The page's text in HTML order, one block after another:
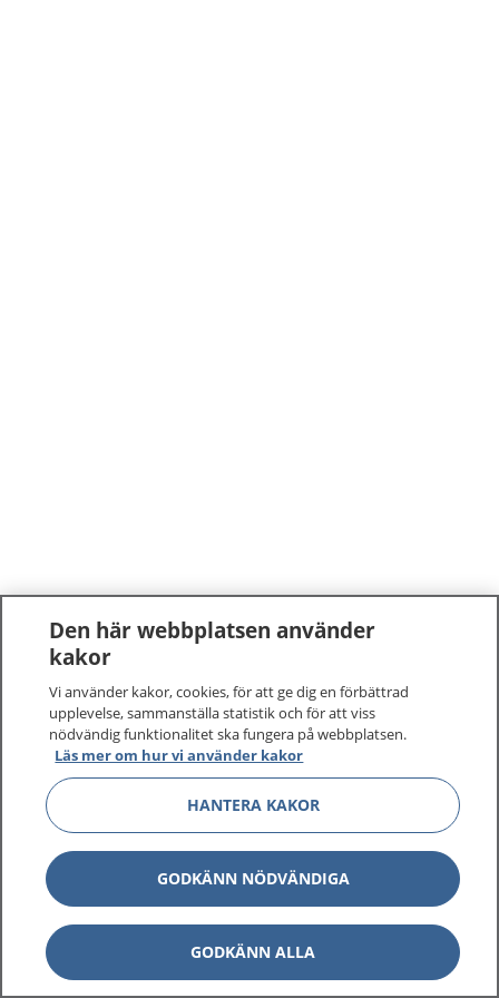
Den här webbplatsen använder
kakor
Vi använder kakor, cookies, för att ge dig en förbättrad
upplevelse, sammanställa statistik och för att viss
nödvändig funktionalitet ska fungera på webbplatsen.
Läs mer om hur vi använder kakor
HANTERA KAKOR
GODKÄNN NÖDVÄNDIGA
GODKÄNN ALLA